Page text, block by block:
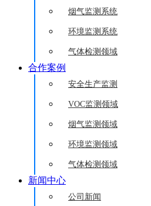
烟气监测系统
环境监测系统
气体检测领域
合作案例
安全生产监测
VOC监测领域
烟气监测领域
环境监测领域
气体检测领域
新闻中心
公司新闻